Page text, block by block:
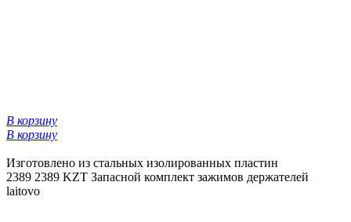
В корзину
В корзину
Изготовлено из стальных изолированных пластин
2389 2389 KZT Запасной комплект зажимов держателей
laitovo